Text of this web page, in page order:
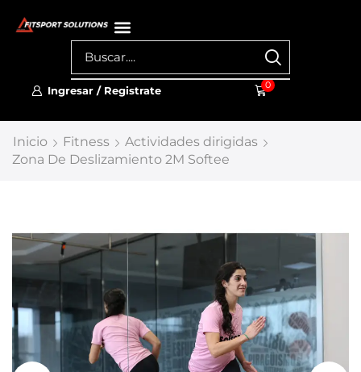
Ingresar / Registrate 0
Inicio Fitness
Actividades dirigidas
Zona De Deslizamiento 2M Softee